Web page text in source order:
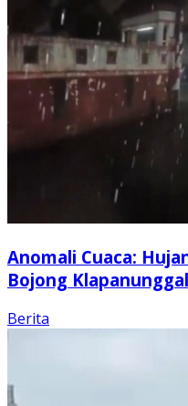
Anomali Cuaca:
Bojong
Berita